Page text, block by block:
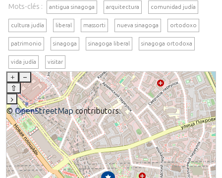
Mots-clés : antigua sinagoga arquitectura comunidad judía
cultura judía liberal massorti nueva sinagoga ortodoxo
patrimonio sinagoga sinagoga liberal sinagoga ortodoxa
vida judía visitar
+
–
⇧
›
©OpenStreetMapcontributors.